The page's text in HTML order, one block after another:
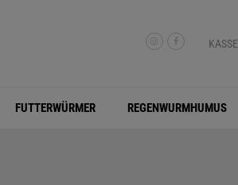
KASSE
FUTTERWÜRMER REGENWURMHUMUS